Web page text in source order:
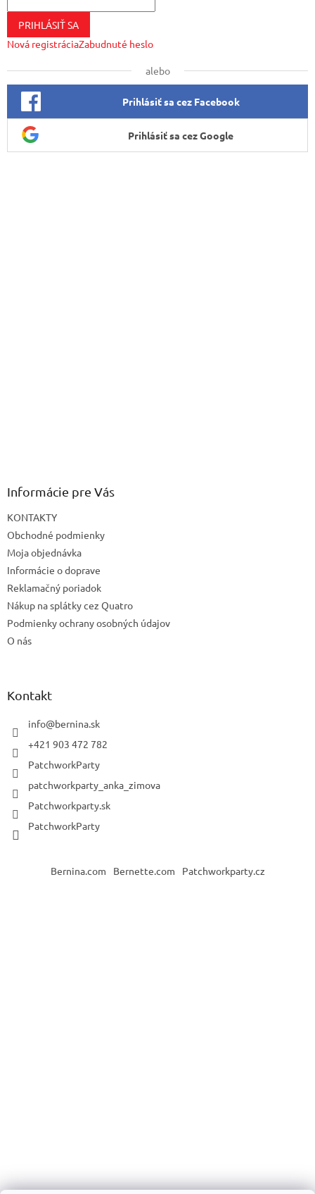
PRIHLÁSIŤ SA
Nová registráciaZabudnuté heslo
alebo
Prihlásiť sa cez Facebook
Prihlásiť sa cez Google
Informácie pre Vás
KONTAKTY
Obchodné podmienky
Moja objednávka
Informácie o doprave
Reklamačný poriadok
Nákup na splátky cez Quatro
Podmienky ochrany osobných údajov
O nás
Kontakt
info@bernina.sk
+421 903 472 782
PatchworkParty
patchworkparty_anka_zimova
Patchworkparty.sk
PatchworkParty
Bernina.com Bernette.com Patchworkparty.cz